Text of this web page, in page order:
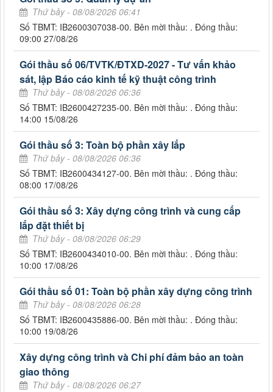
Thứ bảy - 08/08/2026 06:41
Số TBMT: IB2600307038-00. Bên mời thầu: . Đóng thầu:
09:00 27/08/26
Gói thầu số 06/TVTK/ĐTXD-2027 - Tư vấn khảo
sát, lập Báo cáo kinh tế kỹ thuật công trình
Thứ bảy - 08/08/2026 06:36
Số TBMT: IB2600427235-00. Bên mời thầu: . Đóng thầu:
14:00 15/08/26
Gói thầu số 3: Toàn bộ phần xây lắp
Thứ bảy - 08/08/2026 06:36
Số TBMT: IB2600434127-00. Bên mời thầu: . Đóng thầu:
08:00 17/08/26
Gói thầu số 3: Xây dựng công trình và cung cấp
lắp đặt thiết bị
Thứ bảy - 08/08/2026 06:29
Số TBMT: IB2600434010-00. Bên mời thầu: . Đóng thầu:
10:00 17/08/26
Gói thầu số 01: Toàn bộ phần xây dựng công trình
Thứ bảy - 08/08/2026 06:28
Số TBMT: IB2600435886-00. Bên mời thầu: . Đóng thầu:
10:00 19/08/26
Xây dựng công trình và Chi phí đảm bảo an toàn
giao thông
Thứ bảy - 08/08/2026 06:27